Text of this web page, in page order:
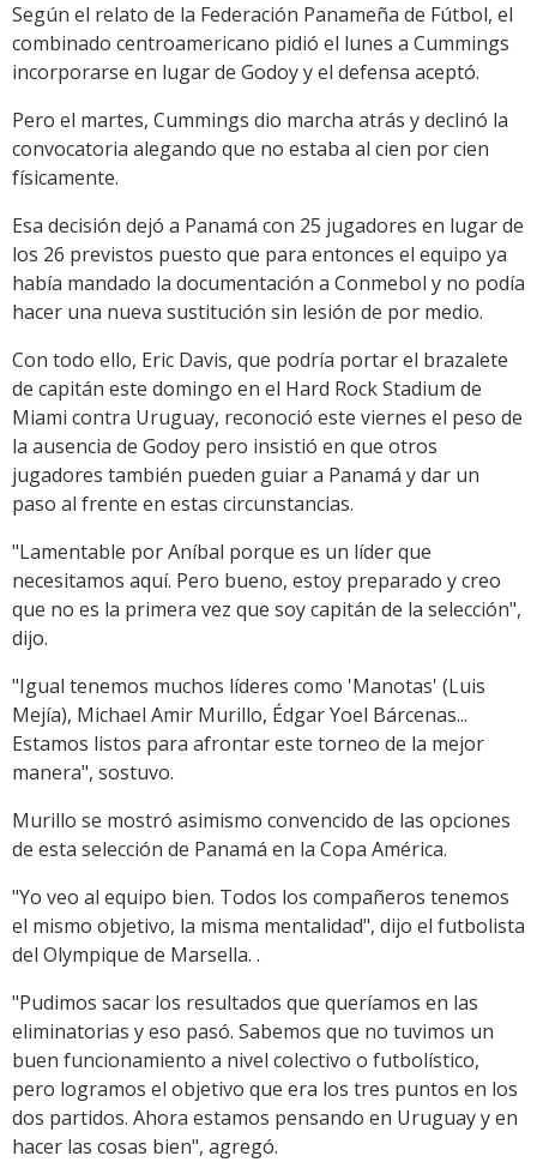
Según el relato de la Federación Panameña de Fútbol, el
combinado centroamericano pidió el lunes a Cummings
incorporarse en lugar de Godoy y el defensa aceptó.
Pero el martes, Cummings dio marcha atrás y declinó la
convocatoria alegando que no estaba al cien por cien
físicamente.
Esa decisión dejó a Panamá con 25 jugadores en lugar de
los 26 previstos puesto que para entonces el equipo ya
había mandado la documentación a Conmebol y no podía
hacer una nueva sustitución sin lesión de por medio.
Con todo ello, Eric Davis, que podría portar el brazalete
de capitán este domingo en el Hard Rock Stadium de
Miami contra Uruguay, reconoció este viernes el peso de
la ausencia de Godoy pero insistió en que otros
jugadores también pueden guiar a Panamá y dar un
paso al frente en estas circunstancias.
"Lamentable por Aníbal porque es un líder que
necesitamos aquí. Pero bueno, estoy preparado y creo
que no es la primera vez que soy capitán de la selección",
dijo.
"Igual tenemos muchos líderes como 'Manotas' (Luis
Mejía), Michael Amir Murillo, Édgar Yoel Bárcenas...
Estamos listos para afrontar este torneo de la mejor
manera", sostuvo.
Murillo se mostró asimismo convencido de las opciones
de esta selección de Panamá en la Copa América.
"Yo veo al equipo bien. Todos los compañeros tenemos
el mismo objetivo, la misma mentalidad", dijo el futbolista
del Olympique de Marsella. .
"Pudimos sacar los resultados que queríamos en las
eliminatorias y eso pasó. Sabemos que no tuvimos un
buen funcionamiento a nivel colectivo o futbolístico,
pero logramos el objetivo que era los tres puntos en los
dos partidos. Ahora estamos pensando en Uruguay y en
hacer las cosas bien", agregó.